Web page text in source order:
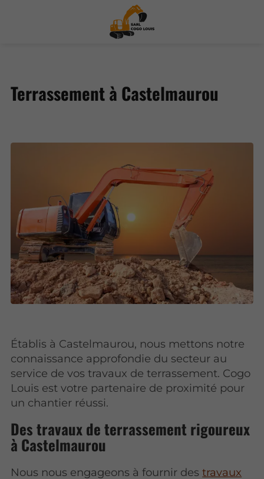
Terrassement à Castelmaurou
Établis à Castelmaurou, nous mettons notre
connaissance approfondie du secteur au
service de vos travaux de terrassement. Cogo
Louis est votre partenaire de proximité pour
un chantier réussi.
Des travaux de terrassement rigoureux
à Castelmaurou
Nous nous engageons à fournir destravaux